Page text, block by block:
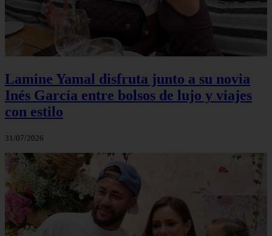
Lamine Yamal disfruta junto a su novia
Inés García entre bolsos de lujo y viajes
con estilo
31/07/2026